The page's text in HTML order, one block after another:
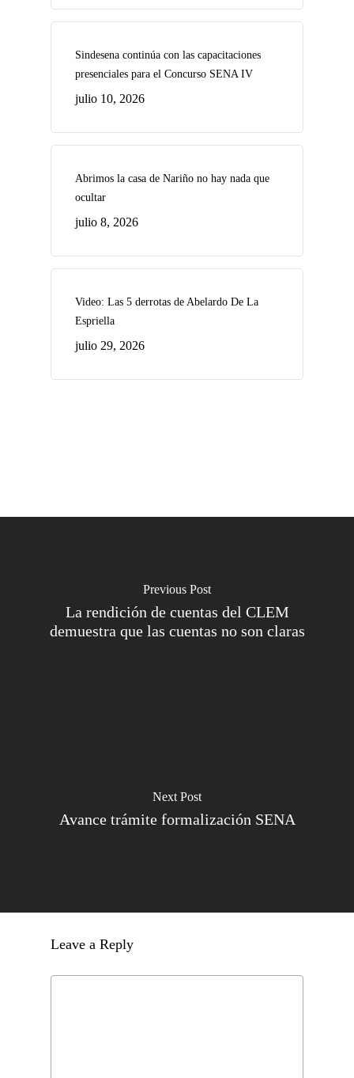
Sindesena continúa con las capacitaciones
presenciales para el Concurso SENA IV
julio 10, 2026
Abrimos la casa de Nariño no hay nada que
ocultar
julio 8, 2026
Video: Las 5 derrotas de Abelardo De La
Espriella
julio 29, 2026
Previous Post
La rendición de cuentas del CLEM
demuestra que las cuentas no son claras
Next Post
Avance trámite formalización SENA
Leave a Reply